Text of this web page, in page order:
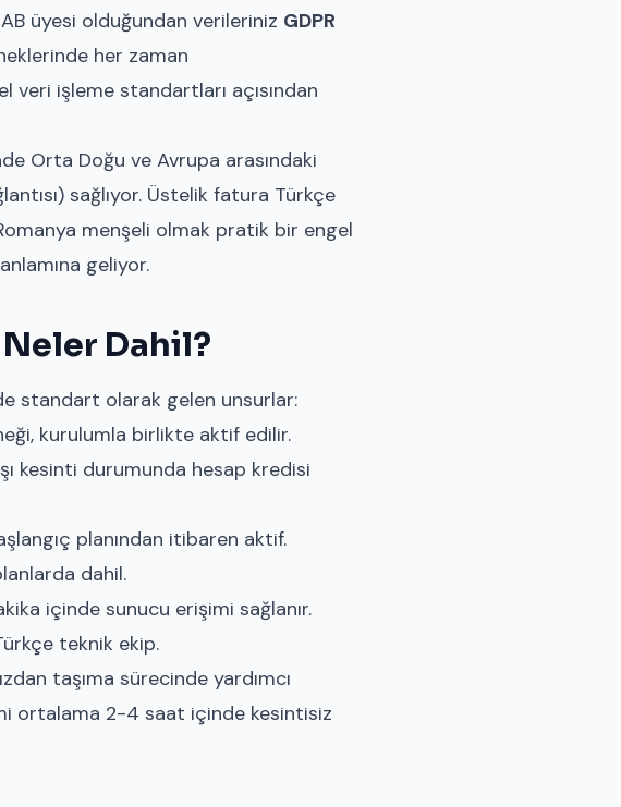
üyesi olduğundan verileriniz GDPR
her zaman
veri işleme standartları açısından
Orta Doğu ve Avrupa arasındaki
sağlıyor. Üstelik fatura Türkçe
menşeli olmak pratik bir engel
geliyor.
Dahil?
standart olarak gelen unsurlar:
kurulumla birlikte aktif edilir.
kesinti durumunda hesap kredisi
planından itibaren aktif.
dahil.
içinde sunucu erişimi sağlanır.
teknik ekip.
taşıma sürecinde yardımcı
ortalama 2-4 saat içinde kesintisiz